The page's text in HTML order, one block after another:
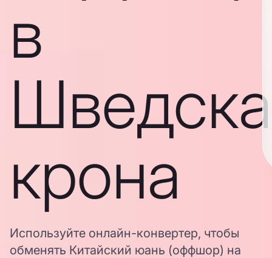
в
крона
Используйте онлайн-конвертер, чтобы
обменять Китайский юань (оффшор) на